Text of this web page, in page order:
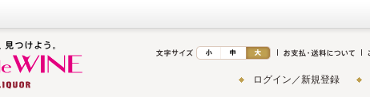
ログイン／新規登録